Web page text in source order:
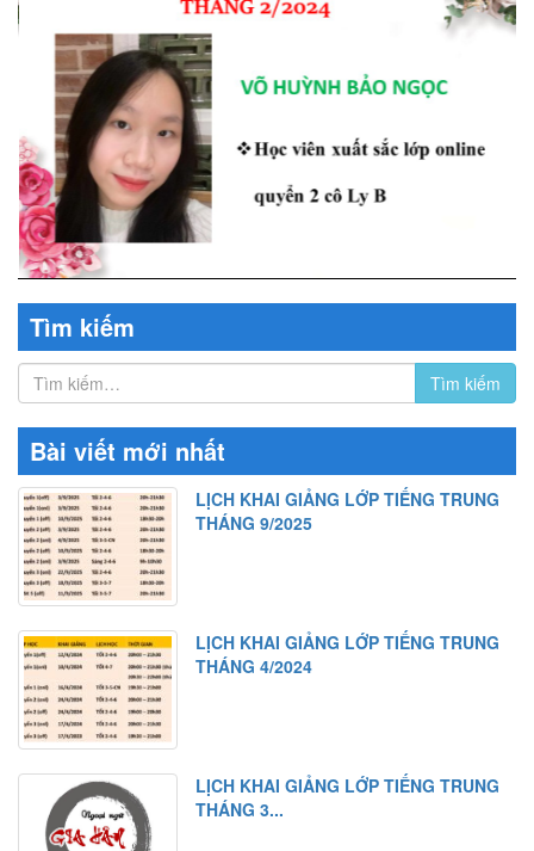
Tìm kiếm
Bài viết mới nhất
LỊCH KHAI GIẢNG LỚP TIẾNG TRUNG
THÁNG 9/2025
LỊCH KHAI GIẢNG LỚP TIẾNG TRUNG
THÁNG 4/2024
LỊCH KHAI GIẢNG LỚP TIẾNG TRUNG
THÁNG 3...